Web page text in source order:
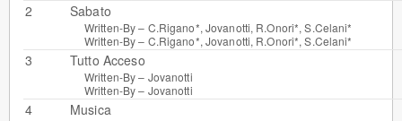
2 Sabato
Written-By – C.Rigano*, Jovanotti, R.Onori*,S.Celani*
Written-By – C.Rigano*, Jovanotti, R.Onori*,S.Celani*
3 Tutto Acceso
Written-By – Jovanotti
Written-By – Jovanotti
4 Musica